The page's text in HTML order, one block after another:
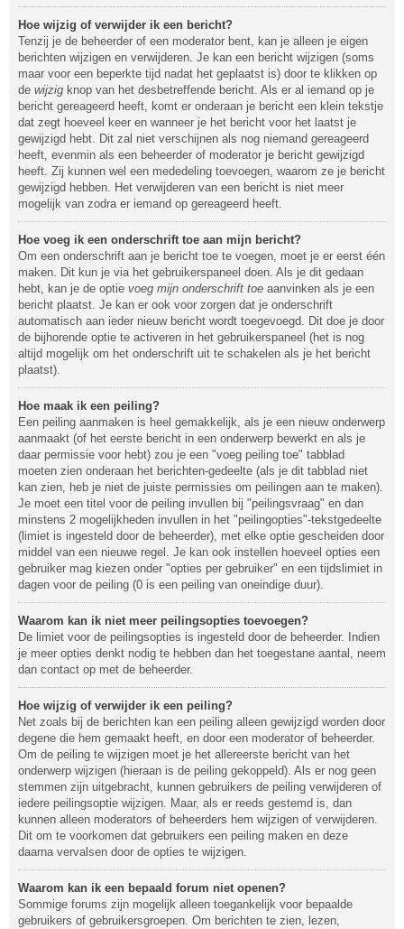
Hoe wijzig of verwijder ik een bericht?
Tenzij je de beheerder of een moderator bent, kan je alleen je eigen
berichten wijzigen en verwijderen. Je kan een bericht wijzigen (soms
maar voor een beperkte tijd nadat het geplaatst is) door te klikken op
de wijzig knop van het desbetreffende bericht. Als er al iemand op je
bericht gereageerd heeft, komt er onderaan je bericht een klein tekstje
dat zegt hoeveel keer en wanneer je het bericht voor het laatst je
gewijzigd hebt. Dit zal niet verschijnen als nog niemand gereageerd
heeft, evenmin als een beheerder of moderator je bericht gewijzigd
heeft. Zij kunnen wel een mededeling toevoegen, waarom ze je bericht
gewijzigd hebben. Het verwijderen van een bericht is niet meer
mogelijk van zodra er iemand op gereageerd heeft.
Hoe voeg ik een onderschrift toe aan mijn bericht?
Om een onderschrift aan je bericht toe te voegen, moet je er eerst één
maken. Dit kun je via het gebruikerspaneel doen. Als je dit gedaan
hebt, kan je de optie voeg mijn onderschrift toe aanvinken als je een
bericht plaatst. Je kan er ook voor zorgen dat je onderschrift
automatisch aan ieder nieuw bericht wordt toegevoegd. Dit doe je door
de bijhorende optie te activeren in het gebruikerspaneel (het is nog
altijd mogelijk om het onderschrift uit te schakelen als je het bericht
plaatst).
Hoe maak ik een peiling?
Een peiling aanmaken is heel gemakkelijk, als je een nieuw onderwerp
aanmaakt (of het eerste bericht in een onderwerp bewerkt en als je
daar permissie voor hebt) zou je een "voeg peiling toe" tabblad
moeten zien onderaan het berichten-gedeelte (als je dit tabblad niet
kan zien, heb je niet de juiste permissies om peilingen aan te maken).
Je moet een titel voor de peiling invullen bij "peilingsvraag" en dan
minstens 2 mogelijkheden invullen in het "peilingopties"-tekstgedeelte
(limiet is ingesteld door de beheerder), met elke optie gescheiden door
middel van een nieuwe regel. Je kan ook instellen hoeveel opties een
gebruiker mag kiezen onder "opties per gebruiker" en een tijdslimiet in
dagen voor de peiling (0 is een peiling van oneindige duur).
Waarom kan ik niet meer peilingsopties toevoegen?
De limiet voor de peilingsopties is ingesteld door de beheerder. Indien
je meer opties denkt nodig te hebben dan het toegestane aantal, neem
dan contact op met de beheerder.
Hoe wijzig of verwijder ik een peiling?
Net zoals bij de berichten kan een peiling alleen gewijzigd worden door
degene die hem gemaakt heeft, en door een moderator of beheerder.
Om de peiling te wijzigen moet je het allereerste bericht van het
onderwerp wijzigen (hieraan is de peiling gekoppeld). Als er nog geen
stemmen zijn uitgebracht, kunnen gebruikers de peiling verwijderen of
iedere peilingsoptie wijzigen. Maar, als er reeds gestemd is, dan
kunnen alleen moderators of beheerders hem wijzigen of verwijderen.
Dit om te voorkomen dat gebruikers een peiling maken en deze
daarna vervalsen door de opties te wijzigen.
Waarom kan ik een bepaald forum niet openen?
Sommige forums zijn mogelijk alleen toegankelijk voor bepaalde
gebruikers of gebruikersgroepen. Om berichten te zien, lezen,